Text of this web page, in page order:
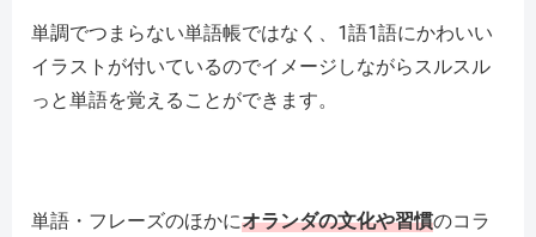
単調でつまらない単語帳ではなく、1語1語にかわいい
イラストが付いているのでイメージしながらスルスル
っと単語を覚えることができます。
単語・フレーズのほかにオランダの文化や習慣のコラ